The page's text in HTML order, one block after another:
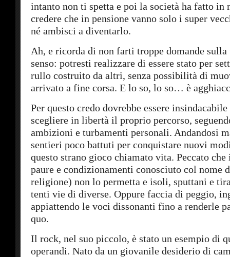
intanto non ti spetta e poi la società ha fatto in
credere che in pensione vanno solo i super
né ambisci a diventarlo.
Ah, e ricorda di non farti troppe domande
senso: potresti realizzare di essere stato per
rullo costruito da altri, senza possibilità di
arrivato a fine corsa. E lo so, lo so… è
Per questo credo dovrebbe essere
scegliere in libertà il proprio percorso,
ambizioni e turbamenti personali. Andandosi
sentieri poco battuti per conquistare nuovi
questo strano gioco chiamato vita. Peccato
paure e condizionamenti conosciuto col nome
religione) non lo permetta e isoli, sputtani e
tenti vie di diverse. Oppure faccia di peggio,
appiattendo le voci dissonanti fino a renderle
quo.
Il rock, nel suo piccolo, è stato un esempio di
operandi. Nato da un giovanile desiderio di